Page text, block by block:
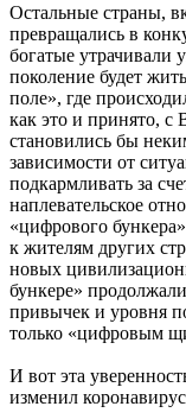
Остальные страны,
превращались в
богатые утрачивали
поколение будет
поле», где
как это и принято, с
становились бы
зависимости от
подкармливать за
наплевательское
«цифрового
к жителям других
новых
бункере»
привычек и уровня
только «цифровым
И вот эта
изменил